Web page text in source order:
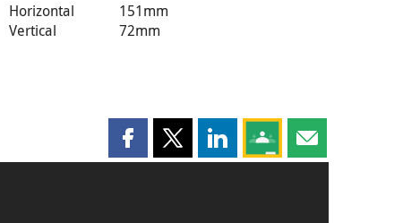
Horizontal
151mm
Vertical
72mm
Partager cette page sur Facebook
Partager cette page sur X
Partager cette page sur
Partagez cette page sur
Partager cette